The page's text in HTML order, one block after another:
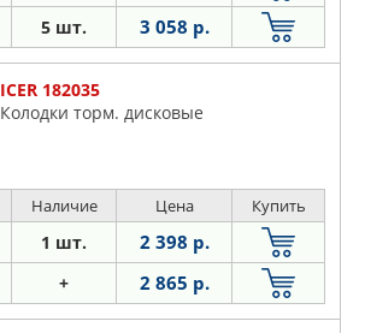
5 шт. 3 058 р.
ICER 182035
Колодки торм. дисковые
Наличие Цена Купить
1 шт. 2 398 р.
+ 2 865 р.